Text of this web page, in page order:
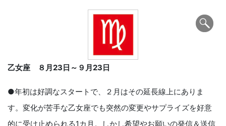
乙女座 ８月23日～９月23日
●年初は好調なスタートで、２月はその延長線上にありま
す。変化が苦手な乙女座でも突然の変更やサプライズを好意
的に受け止められる1カ月。しかし希望やお願いの発信＆送信